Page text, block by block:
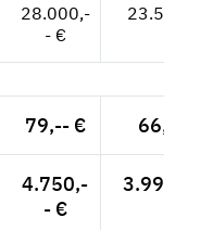
28.000,-
- €
23.529,--
79,-- € 66,39 €
4.750,-
- €
3.991,60